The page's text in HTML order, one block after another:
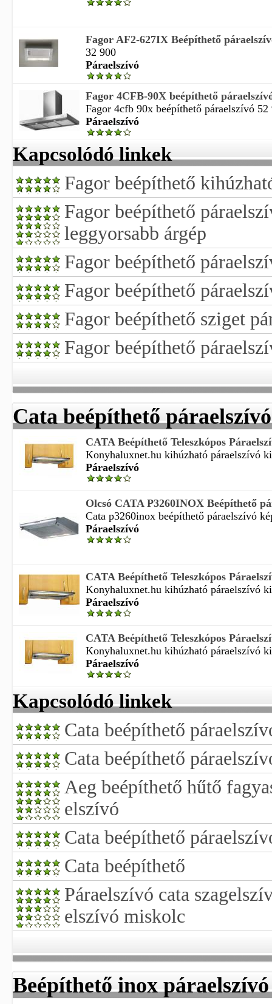
Fagor AF2-627IX Beépíthető
32 900
Páraelszívó
Fagor 4CFB-90X beépíthető
Fagor 4cfb 90x beépíthető páraelszívó 52
Páraelszívó
Kapcsolódó linkek
Fagor beépíthető
Fagor beépíthető
leggyorsabb árgép
Fagor beépíthető
Fagor beépíthető
Fagor beépíthető sziget
Fagor beépíthető
Cata beépíthető páraelszívó
CATA Beépíthető Teleszkópos
Konyhaluxnet.hu kihúzható páraelszívó
Páraelszívó
Olcsó CATA P3260INOX Beépíthető
Cata p3260inox beépíthető páraelszívó
Páraelszívó
CATA Beépíthető Teleszkópos
Konyhaluxnet.hu kihúzható páraelszívó
Páraelszívó
CATA Beépíthető Teleszkópos
Konyhaluxnet.hu kihúzható páraelszívó
Páraelszívó
Kapcsolódó linkek
Cata beépíthető
Cata beépíthető
Aeg beépíthető hűtő
elszívó
Cata beépíthető
Cata beépíthető
Páraelszívó cata
elszívó miskolc
Beépíthető inox páraelszívó